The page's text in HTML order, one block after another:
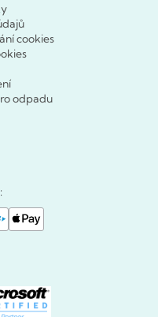
cookies
odpadu